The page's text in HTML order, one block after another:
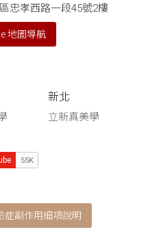
忠孝西路一段45號2樓
地圖導航
新北
立新真美學
症副作用細項說明